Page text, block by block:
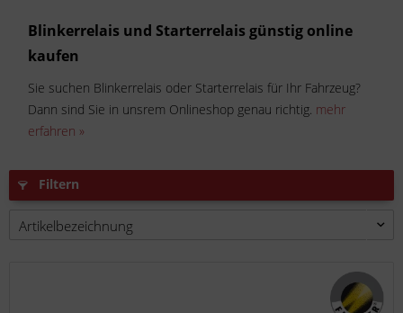
Blinkerrelais und Starterrelais günstig online
kaufen
Sie suchen Blinkerrelais oder Starterrelais für Ihr Fahrzeug?
Dann sind Sie in unsrem Onlineshop genau richtig. mehr
erfahren »
Filtern